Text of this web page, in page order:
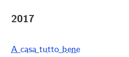
2017
A casa tutto bene